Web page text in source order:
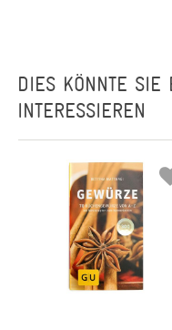
DIES KÖNNTE SIE
INTERESSIEREN